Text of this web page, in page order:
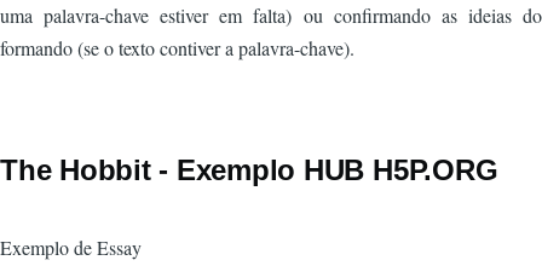
uma palavra-chave estiver em falta) ou confirmando as ideias do
formando (se o texto contiver a palavra-chave).
The Hobbit - Exemplo HUB H5P.ORG
Exemplo de Essay